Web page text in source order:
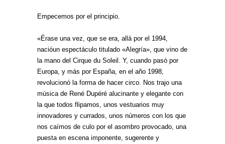
Empecemos por el principio.
«Érase una vez, que se era, allá por el 1994,
nacióun espectáculo titulado «Alegría», que vino de
la mano del Cirque du Soleil. Y, cuando pasó por
Europa, y más por España, en el año 1998,
revolucionó la forma de hacer circo. Nos trajo una
música de René Dupéré alucinante y elegante con
la que todos flipamos, unos vestuarios muy
innovadores y currados, unos números con los que
nos caímos de culo por el asombro provocado, una
puesta en escena imponente, sugerente y